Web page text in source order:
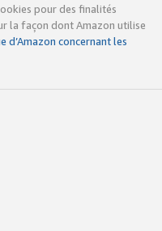
pour des finalités
la façon dont Amazon utilise
d’Amazon concernant les